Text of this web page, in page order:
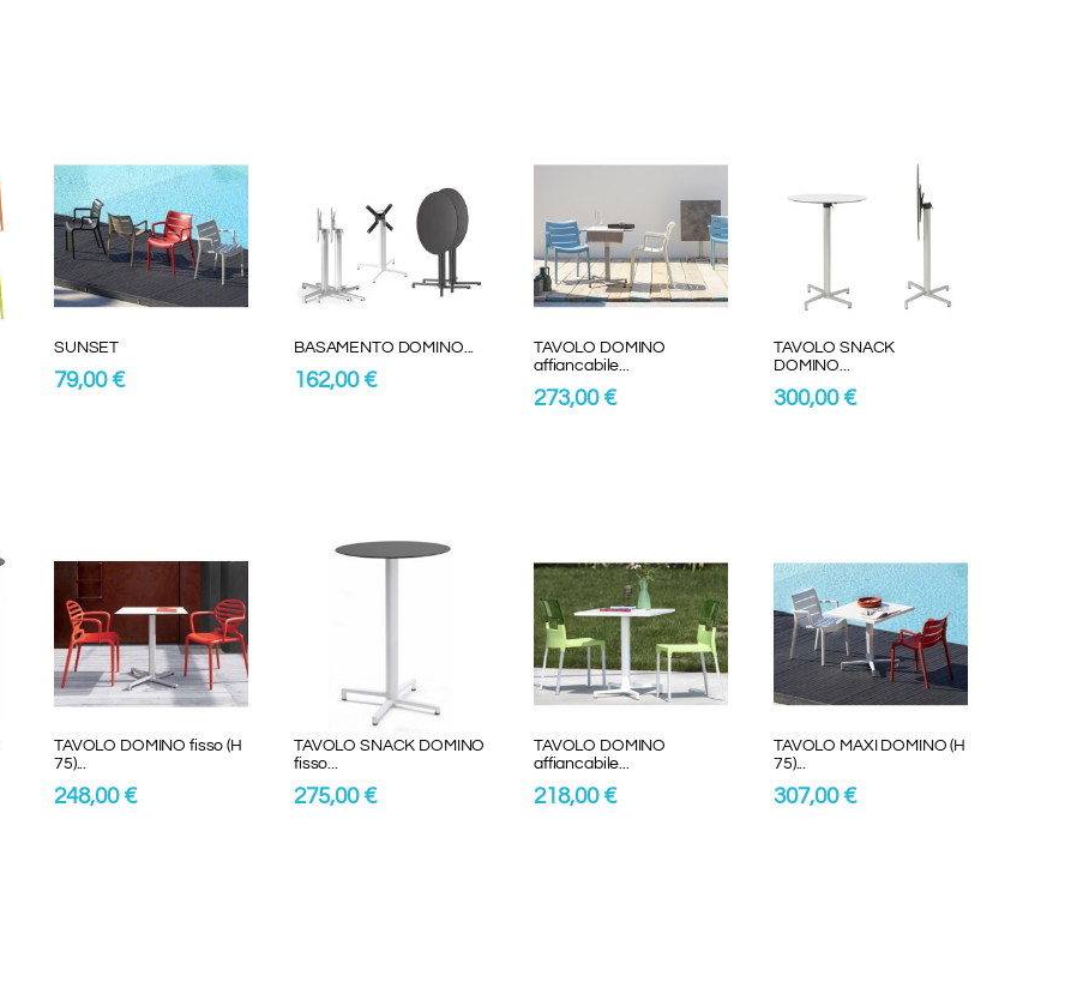
SUNSET
79,00 €
BASAMENTO DOMINO...
162,00 €
TAVOLO DOMINO
affiancabile...
273,00 €
TAVOLO SNACK
DOMINO...
300,00 €
TAVOLO DOMINO fisso (H
75)...
248,00 €
TAVOLO SNACK DOMINO
fisso...
275,00 €
TAVOLO DOMINO
affiancabile...
218,00 €
TAVOLO MAXI DOMINO (H
75)...
307,00 €